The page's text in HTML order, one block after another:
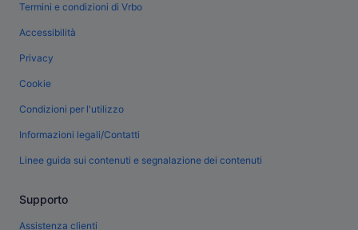
Termini e condizioni di Vrbo
Accessibilità
Privacy
Cookie
Condizioni per l'utilizzo
Informazioni legali/Contatti
Linee guida sui contenuti e segnalazione dei contenuti
Supporto
Assistenza clienti